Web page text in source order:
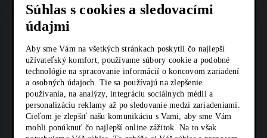
AKTUALITY
KARIÉRA
Z SHOP
KONTAKTY
Súhlas s cookies a sledovacími
údajmi
Aby sme Vám na všetkých stránkach poskytli čo najlepší
užívateľský komfort, používame súbory cookie a podobné
technológie na spracovanie informácií o koncovom zariadení
a osobných údajoch. Tie sa používajú na zlepšenie
používania, na analýzy, integráciu sociálnych médií a
personalizáciu reklamy až po sledovanie medzi zariadeniami.
Cieľom je zlepšiť našu komunikáciu s Vami, aby sme Vám
mohli ponúknuť čo najlepší online zážitok. Na to však